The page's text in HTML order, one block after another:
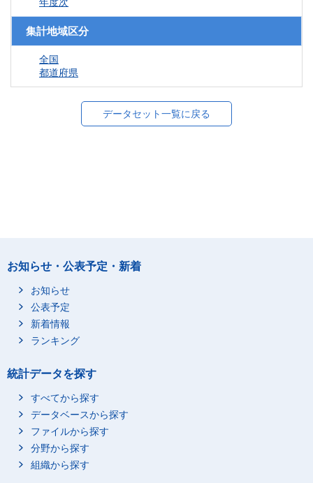
年度次
集計地域区分
全国
都道府県
データセット一覧に戻る
お知らせ・公表予定・新着
お知らせ
公表予定
新着情報
ランキング
統計データを探す
すべてから探す
データベースから探す
ファイルから探す
分野から探す
組織から探す